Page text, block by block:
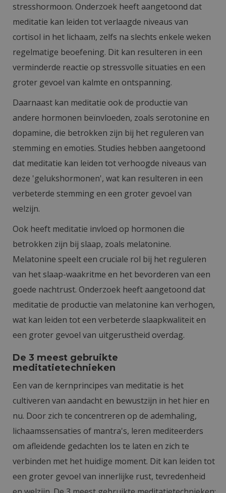
stresshormoon. Onderzoek heeft aangetoond dat
meditatie kan leiden tot verlaagde niveaus van
cortisol in het lichaam, zelfs na slechts enkele weken
regelmatige beoefening. Dit kan resulteren in een
verminderde reactie op stressvolle situaties en een
groter gevoel van kalmte en ontspanning.
Daarnaast kan meditatie ook de productie van
andere hormonen beïnvloeden, zoals serotonine en
dopamine, die betrokken zijn bij het reguleren van
stemming en emoties. Studies hebben aangetoond
dat meditatie kan leiden tot verhoogde niveaus van
deze 'gelukshormonen', wat kan resulteren in een
verbeterde stemming en een groter gevoel van
welzijn.
Ook heeft meditatie invloed op hormonen die
betrokken zijn bij slaap, zoals melatonine.
Melatonine speelt een cruciale rol bij het reguleren
van het slaap-waakritme en het bevorderen van een
goede nachtrust. Onderzoek heeft aangetoond dat
meditatie de productie van melatonine kan verhogen,
wat kan leiden tot een verbeterde slaapkwaliteit en
een groter gevoel van uitgerustheid overdag.
De 3 meest gebruikte
meditatietechnieken
Een van de kernprincipes van meditatie is het
cultiveren van aandacht en bewustzijn in het hier en
nu. Door zich te concentreren op de ademhaling,
lichaamssensaties of mantra's, leren mediteerders
om afleidende gedachten los te laten en zich te
verbinden met het huidige moment. Dit kan leiden tot
een groter gevoel van innerlijke rust, tevredenheid